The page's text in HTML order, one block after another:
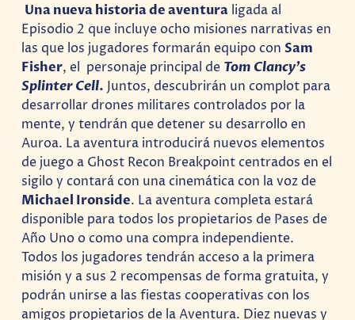
Una nueva historia de aventura ligada al
Episodio 2 que incluye ocho misiones narrativas en
las que los jugadores formarán equipo conSam
Fisher, el personaje principal de Tom Clancy’s
Splinter Cell. Juntos, descubrirán un complot para
desarrollar drones militares controlados por la
mente, y tendrán que detener su desarrollo en
Auroa. La aventura introducirá nuevos elementos
de juego a Ghost Recon Breakpoint centrados en el
sigilo y contará con una cinemática con la voz de
Michael Ironside. La aventura completa estará
disponible para todos los propietarios de Pases de
Año Uno o como una compra independiente.
Todos los jugadores tendrán acceso a la primera
misión y a sus 2 recompensas de forma gratuita, y
podrán unirse a las fiestas cooperativas con los
amigos propietarios de la Aventura. Diez nuevas y